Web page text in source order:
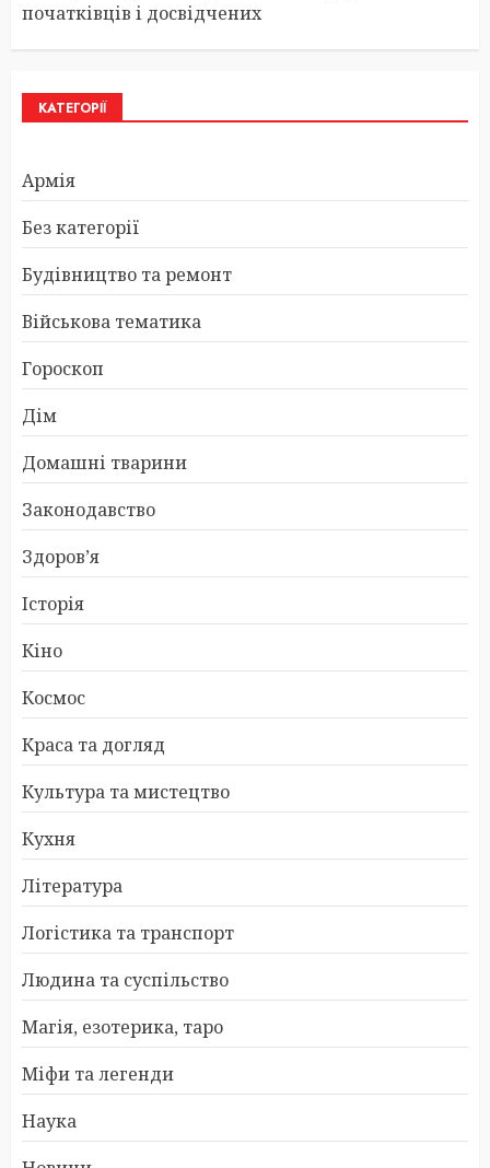
початківців і досвідчених
КАТЕГОРІЇ
Армія
Без категорії
Будівництво та ремонт
Військова тематика
Гороскоп
Дім
Домашні тварини
Законодавство
Здоров’я
Історія
Кіно
Космос
Краса та догляд
Культура та мистецтво
Кухня
Література
Логістика та транспорт
Людина та суспільство
Магія, езотерика, таро
Міфи та легенди
Наука